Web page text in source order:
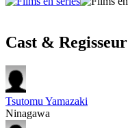
Cast & Regisseur
Tsutomu Yamazaki
Ninagawa